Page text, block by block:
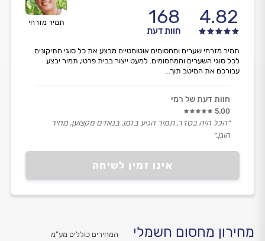
תמיר מזרחי 4.82
168
חוות דעת
אינו זמין לשיחה
תמיר מזרחי שערים ומחסומים אוטומטיים מבצע את כל סוגי התיקונים
לכל סוגי השערים והמחסומים. למעט ייצור בבית פרטי, תמיר יבצע
עבורכם את המיטב תוך...
חוות דעת של רמי
5.00
״הכל היה בסדר, תמיר הגיע בזמן, בנאדם מקצוען, מחיר
הוגן.״
מחירון מחסום חשמלי המחירים כוללים מע”מ